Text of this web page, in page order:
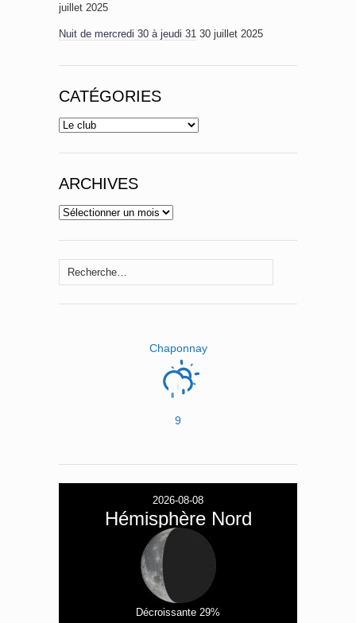
juillet 2025
Nuit de mercredi 30 à jeudi 31 30 juillet 2025
CATÉGORIES
Catégories
ARCHIVES
Archives
Rechercher :
Chaponnay
9
2026-08-08
Hémisphère Nord
Décroissante 29%